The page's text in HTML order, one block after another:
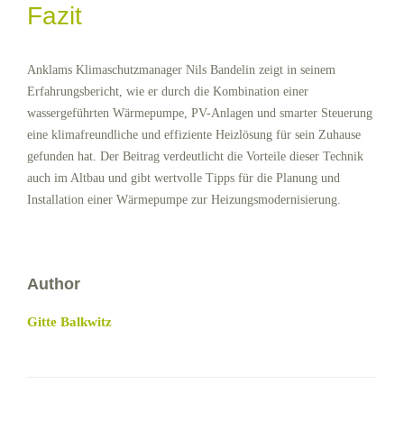
Fazit
Anklams Klimaschutzmanager Nils Bandelin zeigt in seinem
Erfahrungsbericht, wie er durch die Kombination einer
wassergeführten Wärmepumpe, PV-Anlagen und smarter Steuerung
eine klimafreundliche und effiziente Heizlösung für sein Zuhause
gefunden hat. Der Beitrag verdeutlicht die Vorteile dieser Technik
auch im Altbau und gibt wertvolle Tipps für die Planung und
Installation einer Wärmepumpe zur Heizungsmodernisierung.
Author
Gitte Balkwitz